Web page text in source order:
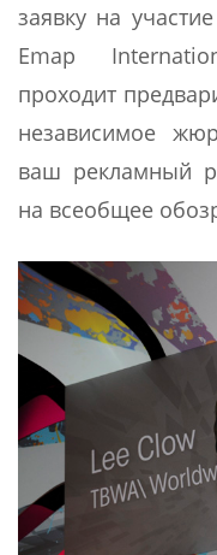
заявку на
Emap
проходит
независимое
ваш рекламный
на всеобщее